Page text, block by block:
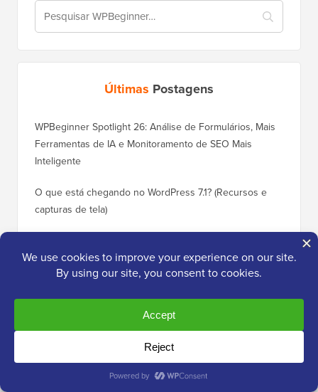
Últimas Postagens
WPBeginner Spotlight 26: Análise de Formulários, Mais
Ferramentas de IA e Monitoramento de SEO Mais
Inteligente
O que está chegando no WordPress 7.1? (Recursos e
capturas de tela)
– Passo a Passo (2026)
Responde às Perguntas dos Seus Clientes em